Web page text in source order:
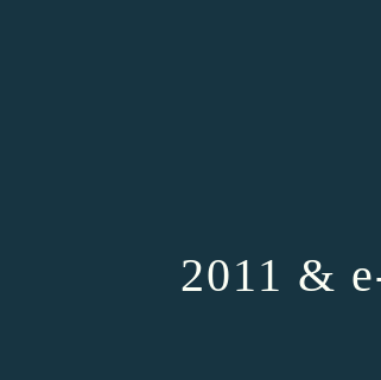
2011 &